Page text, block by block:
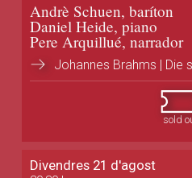
Andrè Schuen, baríton
Daniel Heide, piano
Pere Arquillué, narrador
Johannes Brahms | Die
sold
Divendres 21 d'agost